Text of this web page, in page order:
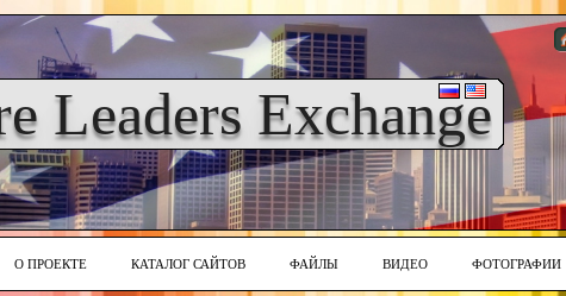
Leaders Exchange
О ПРОЕКТЕ КАТАЛОГ САЙТОВ ФАЙЛЫ ВИДЕО ФОТОГРАФИИ